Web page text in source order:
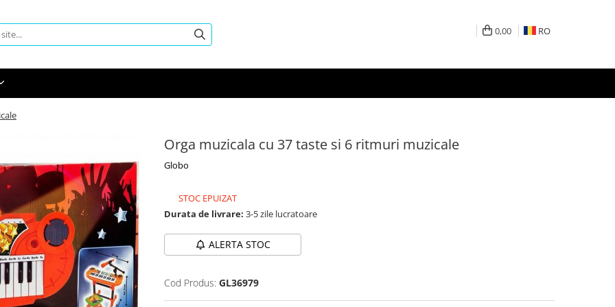
0,00 RO
Orga muzicala cu 37 taste si 6 ritmuri muzicale
Globo
STOC EPUIZAT
Durata de livrare: 3-5 zile lucratoare
ALERTA STOC
Cod Produs: GL36979